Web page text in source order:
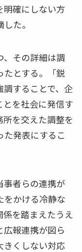
明確にしない方
た。
、その詳細は調
たとする。「鋭
することで、企
を社会に発信す
を交えた調整を
発表にするこ
事者らの連携が
をかける冷静な
を踏まえたうえ
報連携が図ら
きくしない対応